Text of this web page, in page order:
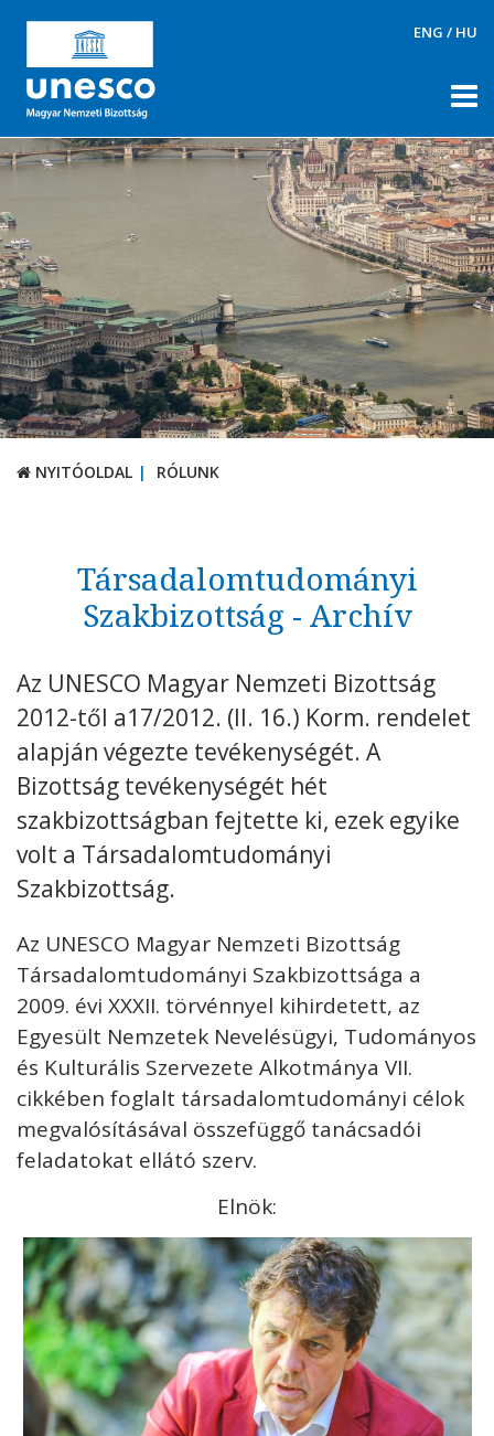
ENG / HU
NYITÓOLDAL
UNESCO Magyar Nemzeti Bizottság
Tagok
Ügyrend, napirendek, döntések
Állandó Szakbizottságok
Tematikus szakbizottságok
Archívum
Természettudományi Szakbizottság
Társadalomtudományi Szakbizottság
Kulturális Szakbizottság
Kommunikációs és Információs
Szakbizottság
Szellemi Kulturális Örökség Szakbizottság
Világörökség Szakbizottság
UNESCO
TÉMÁK
PÁLYÁZATOK / DÍJAK
KAPCSOLAT
Kövess minket
Impresszum
RSS
NYITÓOLDAL RÓLUNK
Társadalomtudományi
Szakbizottság - Archív
Az UNESCO Magyar Nemzeti Bizottság
2012-től a17/2012. (II. 16.) Korm. rendelet
alapján végezte tevékenységét. A
Bizottság tevékenységét hét
szakbizottságban fejtette ki, ezek egyike
volt a Társadalomtudományi
Szakbizottság.
Az UNESCO Magyar Nemzeti Bizottság
Társadalomtudományi Szakbizottsága a
2009. évi XXXII. törvénnyel kihirdetett, az
Egyesült Nemzetek Nevelésügyi, Tudományos
és Kulturális Szervezete Alkotmánya VII.
cikkében foglalt társadalomtudományi célok
megvalósításával összefüggő tanácsadói
feladatokat ellátó szerv.
Elnök: